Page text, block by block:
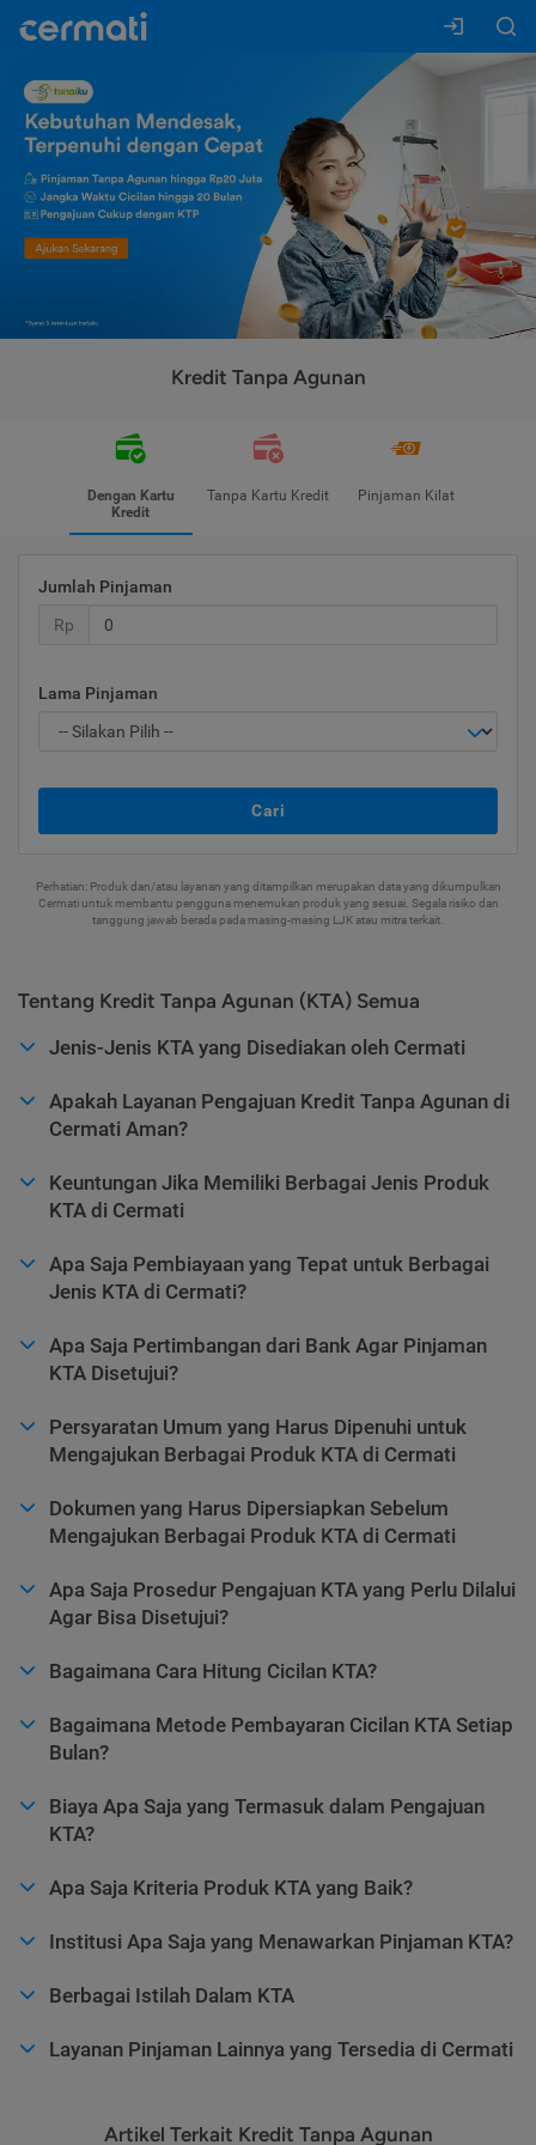
Kredit Tanpa Agunan
Dengan Kartu
Kredit
Tanpa Kartu Kredit Pinjaman Kilat
Jumlah Pinjaman
Rp
Lama Pinjaman
Cari
Perhatian: Produk dan/atau layanan yang ditampilkan merupakan data yang dikumpulkan
Cermati untuk membantu pengguna menemukan produk yang sesuai. Segala risiko dan
tanggung jawab berada pada masing-masing LJK atau mitra terkait.
Tentang Kredit Tanpa Agunan (KTA) Semua
Jenis-Jenis KTA yang Disediakan oleh Cermati
Apakah Layanan Pengajuan Kredit Tanpa Agunan di
Cermati Aman?
Keuntungan Jika Memiliki Berbagai Jenis Produk
KTA di Cermati
Apa Saja Pembiayaan yang Tepat untuk Berbagai
Jenis KTA di Cermati?
Apa Saja Pertimbangan dari Bank Agar Pinjaman
KTA Disetujui?
Persyaratan Umum yang Harus Dipenuhi untuk
Mengajukan Berbagai Produk KTA di Cermati
Dokumen yang Harus Dipersiapkan Sebelum
Mengajukan Berbagai Produk KTA di Cermati
Apa Saja Prosedur Pengajuan KTA yang Perlu Dilalui
Agar Bisa Disetujui?
Bagaimana Cara Hitung Cicilan KTA?
Bagaimana Metode Pembayaran Cicilan KTA Setiap
Bulan?
Biaya Apa Saja yang Termasuk dalam Pengajuan
KTA?
Apa Saja Kriteria Produk KTA yang Baik?
Institusi Apa Saja yang Menawarkan Pinjaman KTA?
Berbagai Istilah Dalam KTA
Layanan Pinjaman Lainnya yang Tersedia di Cermati
Artikel Terkait Kredit Tanpa Agunan